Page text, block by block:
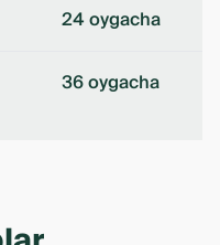
24 oygacha
36 oygacha